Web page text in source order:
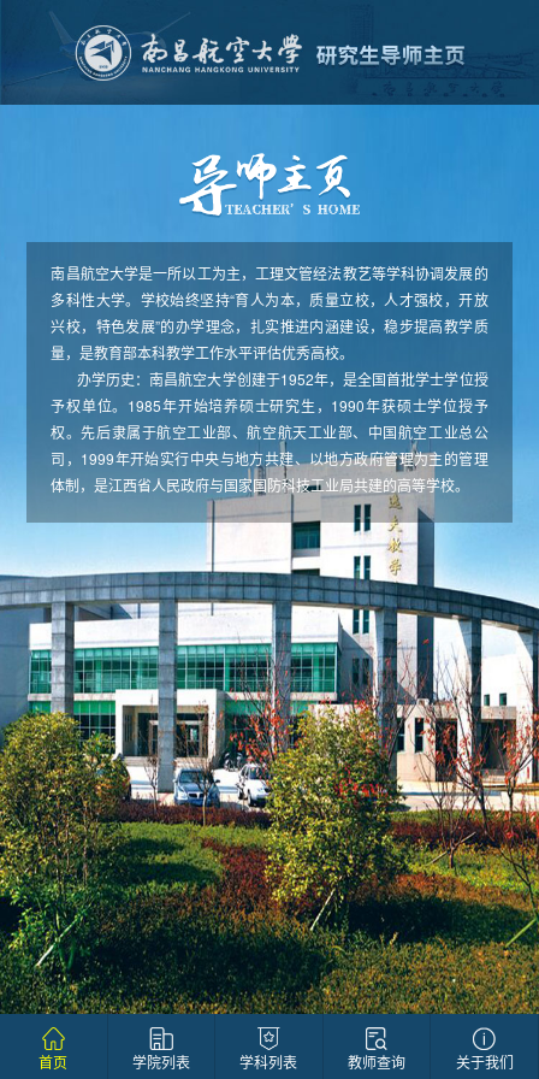
南昌航空大学是一所以工为主，工理文管经法教艺等学科协调发展的
多科性大学。学校始终坚持“育人为本，质量立校，人才强校，开放
兴校，特色发展”的办学理念，扎实推进内涵建设，稳步提高教学质
量，是教育部本科教学工作水平评估优秀高校。
办学历史：南昌航空大学创建于1952年，是全国首批学士学位授
予权单位。1985年开始培养硕士研究生，1990年获硕士学位授予
权。先后隶属于航空工业部、航空航天工业部、中国航空工业总公
司，1999年开始实行中央与地方共建、以地方政府管理为主的管理
体制，是江西省人民政府与国家国防科技工业局共建的高等学校。
首页 学院列表 学科列表 教师查询 关于我们